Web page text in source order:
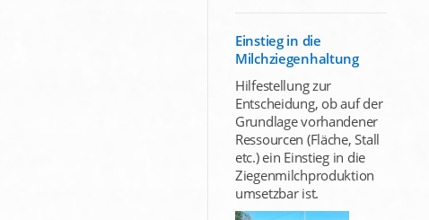
Einstieg in die
Milchziegenhaltung
Hilfestellung zur
Entscheidung, ob auf der
Grundlage vorhandener
Ressourcen (Fläche, Stall
etc.) ein Einstieg in die
Ziegenmilchproduktion
umsetzbar ist.